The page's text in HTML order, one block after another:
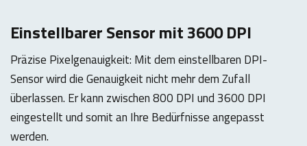
Einstellbarer Sensor mit 3600 DPI
Präzise Pixelgenauigkeit: Mit dem einstellbaren DPI-
Sensor wird die Genauigkeit nicht mehr dem Zufall
überlassen. Er kann zwischen 800 DPI und 3600 DPI
eingestellt und somit an Ihre Bedürfnisse angepasst
werden.